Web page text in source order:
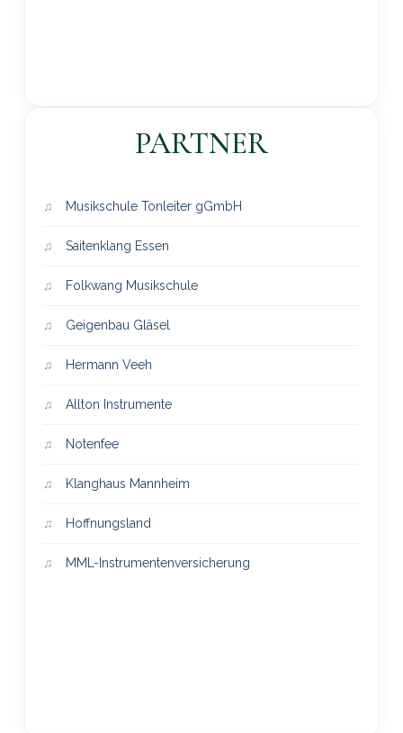
PARTNER
Musikschule Tonleiter gGmbH
Saitenklang Essen
Folkwang Musikschule
Geigenbau Gläsel
Hermann Veeh
Allton Instrumente
Notenfee
Klanghaus Mannheim
Hoffnungsland
MML-Instrumentenversicherung